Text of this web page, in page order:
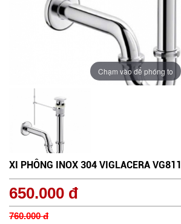
Chạm vào để phóng to
XI PHÔNG INOX 304 VIGLACERA VG811
650.000 đ
760.000 đ